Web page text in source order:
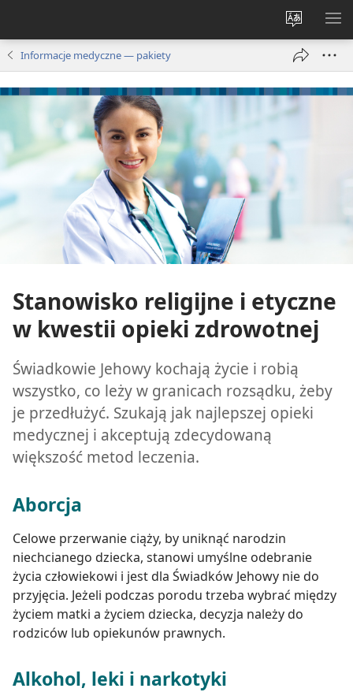
Wybór
języka
Informacje medyczne — pakiety
Stanowisko religijne i etyczne
w kwestii opieki zdrowotnej
Świadkowie Jehowy kochają życie i robią
wszystko, co leży w granicach rozsądku, żeby
je przedłużyć. Szukają jak najlepszej opieki
medycznej i akceptują zdecydowaną
większość metod leczenia.
Aborcja
Celowe przerwanie ciąży, by uniknąć narodzin
niechcianego dziecka, stanowi umyślne odebranie
życia człowiekowi i jest dla Świadków Jehowy nie do
przyjęcia. Jeżeli podczas porodu trzeba wybrać między
życiem matki a życiem dziecka, decyzja należy do
rodziców lub opiekunów prawnych.
Alkohol, leki i narkotyki